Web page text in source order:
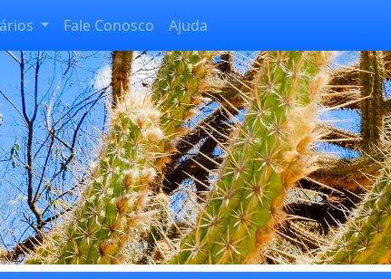
Fale Conosco Ajuda